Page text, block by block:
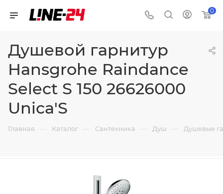
0
Душевой гарнитур
Hansgrohe Raindance
Select S 150 26626000
Unica'S
Главная — Каталог — Сантехника — Душ — Душевые